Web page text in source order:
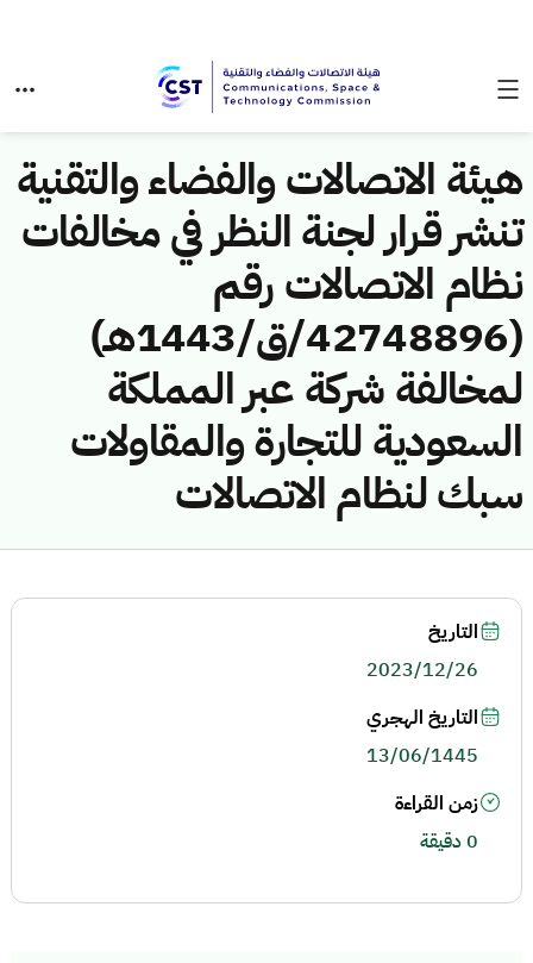
هيئة الاتصالات والفضاء والتقنية
تنشر قرار لجنة النظر في مخالفات
نظام الاتصالات رقم
(42748896/ق/1443هـ)
لمخالفة شركة عبر المملكة
السعودية للتجارة والمقاولات
سبك لنظام الاتصالات
التاريخ
2023/12/26
التاريخ الهجري
13/06/1445
زمن القراءة
0 دقيقة